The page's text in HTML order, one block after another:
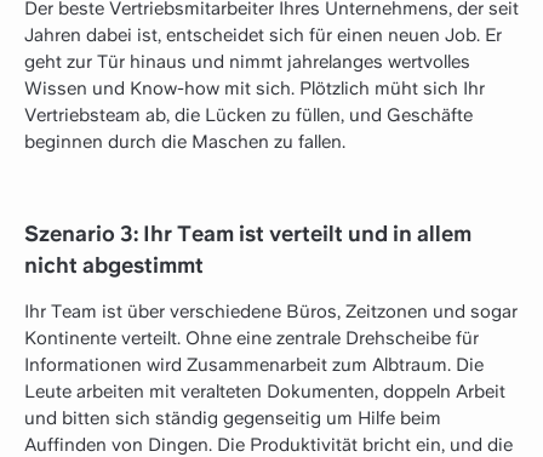
Der beste Vertriebsmitarbeiter Ihres Unternehmens, der seit
Jahren dabei ist, entscheidet sich für einen neuen Job. Er
geht zur Tür hinaus und nimmt jahrelanges wertvolles
Wissen und Know-how mit sich. Plötzlich müht sich Ihr
Vertriebsteam ab, die Lücken zu füllen, und Geschäfte
beginnen durch die Maschen zu fallen.
Szenario 3: Ihr Team ist verteilt und in allem
nicht abgestimmt
Ihr Team ist über verschiedene Büros, Zeitzonen und sogar
Kontinente verteilt. Ohne eine zentrale Drehscheibe für
Informationen wird Zusammenarbeit zum Albtraum. Die
Leute arbeiten mit veralteten Dokumenten, doppeln Arbeit
und bitten sich ständig gegenseitig um Hilfe beim
Auffinden von Dingen. Die Produktivität bricht ein, und die